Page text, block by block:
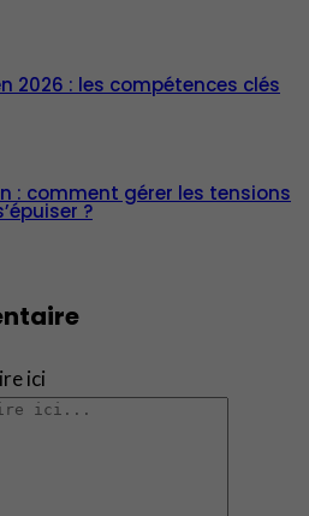
2026 : les compétences clés
: comment gérer les tensions
?
ici